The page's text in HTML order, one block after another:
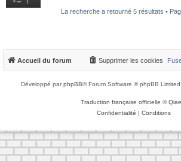
La recherche a retourné 5 résultats •
Accueil du forum Supprimer les cookies
Développé parphpBB® Forum Software © phpBB
Traduction française officielle ©
Confidentialité | Conditions